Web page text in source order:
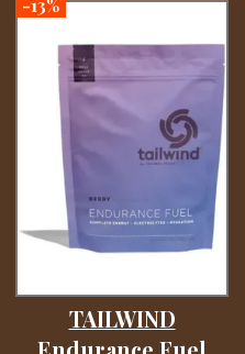
TAILWIND